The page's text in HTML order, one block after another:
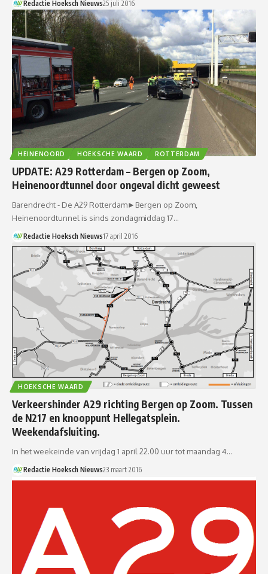
Redactie Hoeksch Nieuws25 juli 2016
HEINENOORD HOEKSCHE WAARD ROTTERDAM
UPDATE: A29 Rotterdam – Bergen op Zoom,
Heinenoordtunnel door ongeval dicht geweest
Barendrecht - De A29 Rotterdam►Bergen op Zoom,
Heinenoordtunnel is sinds zondagmiddag 17…
Redactie Hoeksch Nieuws17 april 2016
HOEKSCHE WAARD
Verkeershinder A29 richting Bergen op Zoom. Tussen
de N217 en knooppunt Hellegatsplein.
Weekendafsluiting.
In het weekeinde van vrijdag 1 april 22.00 uur tot maandag 4…
Redactie Hoeksch Nieuws23 maart 2016